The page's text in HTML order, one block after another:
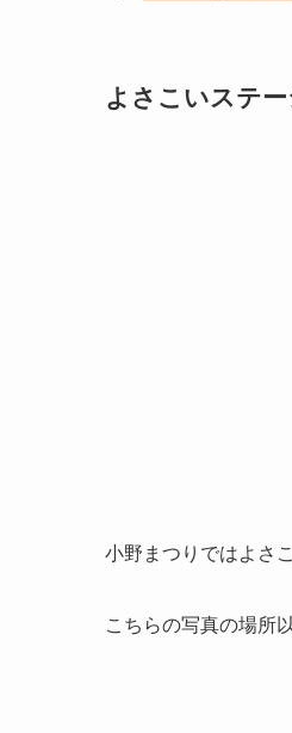
よさこいステ
小野まつりではよさ
こちらの写真の場所